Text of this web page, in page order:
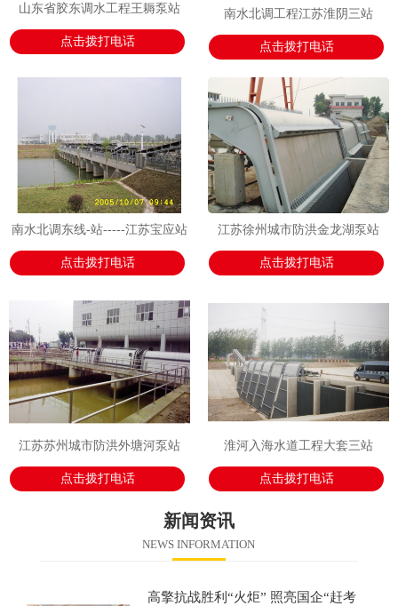
山东省胶东调水工程王耨泵站
点击拨打电话
南水北调工程江苏淮阴三站
点击拨打电话
南水北调东线-站-----江苏宝应站
点击拨打电话
江苏徐州城市防洪金龙湖泵站
点击拨打电话
江苏苏州城市防洪外塘河泵站
点击拨打电话
淮河入海水道工程大套三站
点击拨打电话
新闻资讯
NEWS INFORMATION
高擎抗战胜利“火炬” 照亮国企“赶考